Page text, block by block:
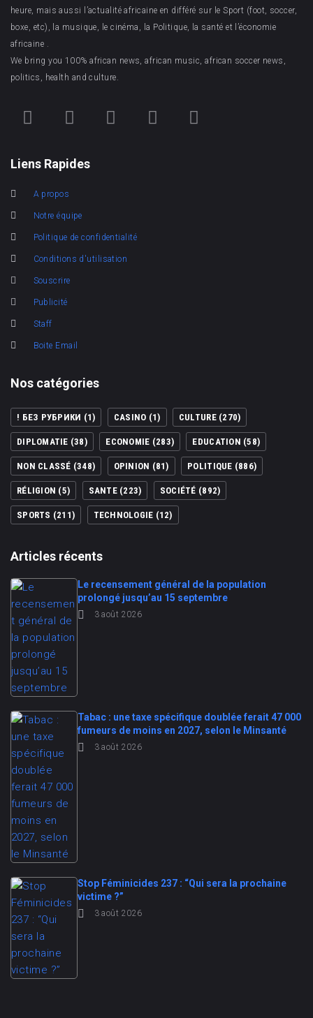
heure, mais aussi l’actualité africaine en différé sur le Sport (foot, soccer,
boxe, etc), la musique, le cinéma, la Politique, la santé et l’économie
africaine .
We bring you 100% african news, african music, african soccer news,
politics, health and culture.
Liens Rapides
A propos
Notre équipe
Politique de confidentialité
Conditions d'utilisation
Souscrire
Publicité
Staff
Boite Email
Nos catégories
! БЕЗ РУБРИКИ (1) CASINO (1) CULTURE(270)
DIPLOMATIE (38) ECONOMIE (283) EDUCATION (58)
NON CLASSÉ (348) OPINION (81) POLITIQUE (886)
RÉLIGION (5) SANTE(223) SOCIÉTÉ (892)
SPORTS (211) TECHNOLOGIE (12)
Articles récents
Le recensement général de la population
prolongé jusqu’au 15 septembre
3 août 2026
Tabac : une taxe spécifique doublée ferait 47 000
fumeurs de moins en 2027, selon le Minsanté
3 août 2026
Stop Féminicides 237 : “Qui sera la prochaine
victime ?”
3 août 2026